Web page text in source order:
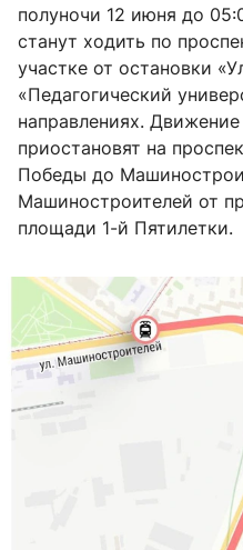
полуночи 12 июня до
станут ходить по
участке от остановки
«Педагогический
направлениях.
приостановят на
Победы до
Машиностроителей от
площади 1-й Пятилетки.